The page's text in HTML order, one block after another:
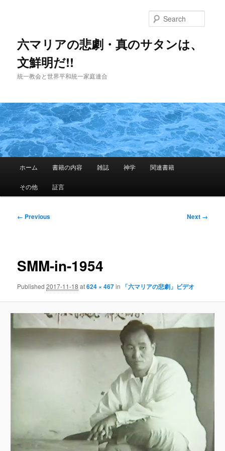
content六マリアの悲劇・真のサタンは、
文鮮明だ!!
統一教会と世界平和統一家庭連合
ホーム 書籍の内容 雑誌 神学 関連書籍
その他 証言
Image
← Previous Next →
SMM-in-1954
Published2017-11-18 at624 × 467in 「六マリアの悲劇」ビデオ